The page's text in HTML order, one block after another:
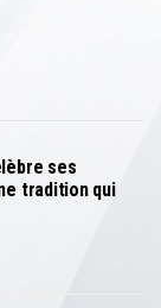
ses
tradition qui